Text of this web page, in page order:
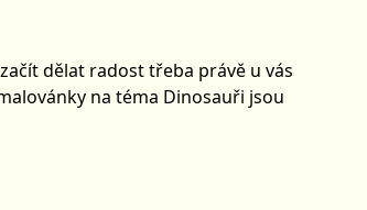
dělat radost třeba právě u vás
na téma Dinosauři jsou